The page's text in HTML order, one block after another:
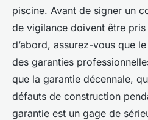
piscine. Avant de signer un
de vigilance doivent être
d’abord, assurez-vous que
des garanties
que la garantie décennale,
défauts de construction
garantie est un gage de